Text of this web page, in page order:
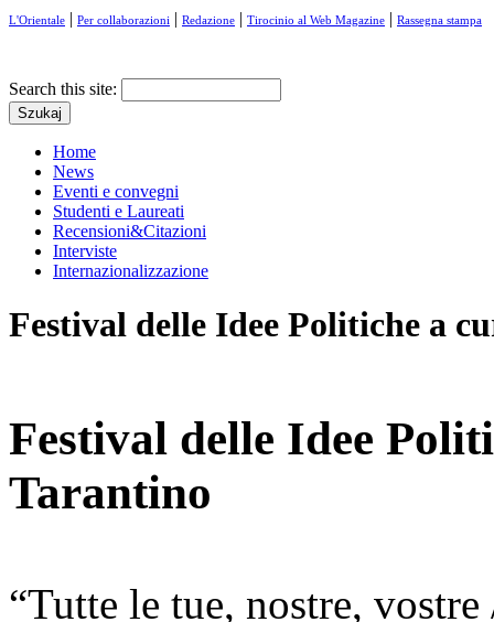
L'Orientale | Per collaborazioni | Redazione | Tirocinio al Web Magazine | Rassegna stampa
Search this site:
Home
News
Eventi e convegni
Studenti e Laureati
Recensioni&Citazioni
Interviste
Internazionalizzazione
Festival delle Idee Politiche a
Festival delle Idee
Tarantino
“Tutte le tue, nostre,